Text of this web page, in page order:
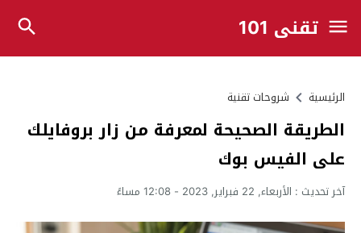
تقني 101
الرئيسية شروحات تقنية
الطريقة الصحيحة لمعرفة من زار بروفايلك
على الفيس بوك
آخر تحديث : الأربعاء, 22 فبراير, 2023 - 12:08 مساءً